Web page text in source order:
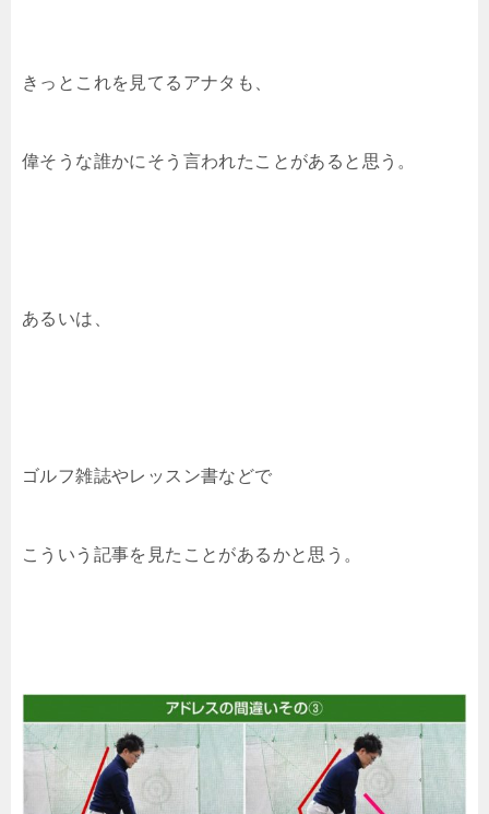
きっとこれを見てるアナタも、
偉そうな誰かにそう言われたことがあると思う。
あるいは、
ゴルフ雑誌やレッスン書などで
こういう記事を見たことがあるかと思う。